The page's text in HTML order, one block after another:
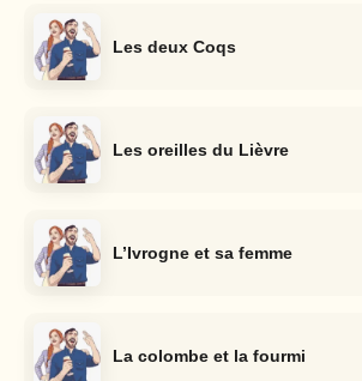
Les deux Coqs
Les oreilles du Lièvre
L’Ivrogne et sa femme
La colombe et la fourmi